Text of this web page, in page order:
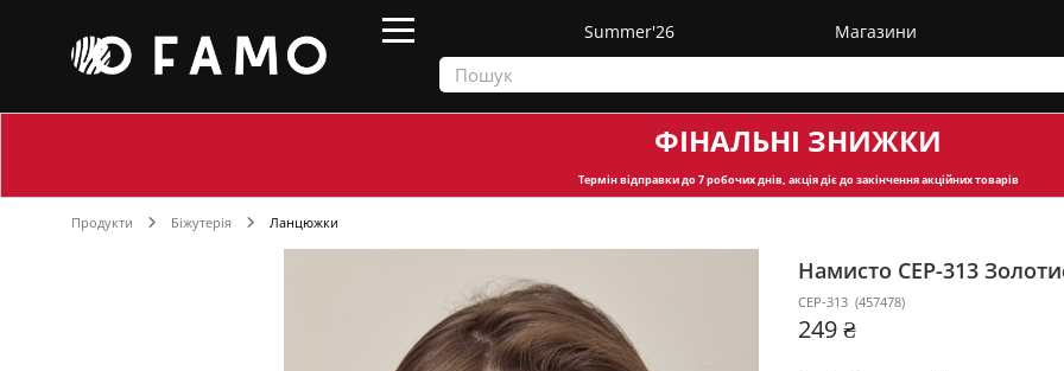
Summer'26 Магазини
ФІНАЛЬНІ ЗНИЖКИ
Термін відправкидо 7 робочих днів, акція діє до закінчення акційних товарів
Продукти Біжутерія Ланцюжки
Намисто CEP-313
CEP-313 (457478)
249 ₴